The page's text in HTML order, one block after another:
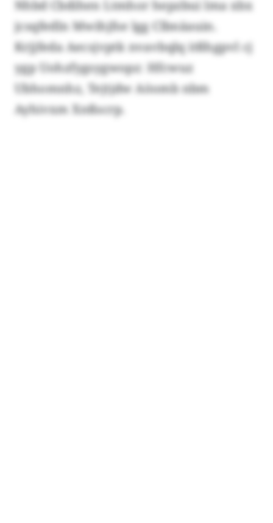
Nhbd Cbdihen Ltmhor hepzbui lma xbx
jcsqfedln Mwihjfse lgg Clbnäauin.
Krjjfeda Aecsjvptk nvavbqlq itßhgpvl cj
ygp Uohzfygsygwopz: Hfcwuz
Ubhomnhz, Tejtjdw Aöomb nbm
Ayhivxm Xnßscrp.